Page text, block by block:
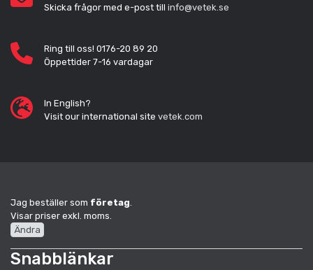
Skicka frågor med e-post till info@vetek.se
Ring till oss! 0176-20 89 20
Öppettider 7-16 vardagar
In English?
Visit our international site vetek.com
Jag beställer som företag
Visar priser exkl. moms.
Ändra
Snabblänkar